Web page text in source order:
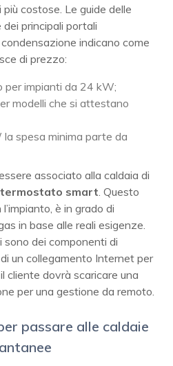
costose. Le guide delle
principali portali
indicano come
di prezzo:
per impianti da 24 kW;
modelli che si attestano
spesa minima parte da
associato alla caldaia di
termostato smart . Questo
è in grado di
in base alle reali esigenze.
dei componenti di
un collegamento Internet per
cliente dovrà scaricare una
per una gestione da remoto.
passare alle caldaie